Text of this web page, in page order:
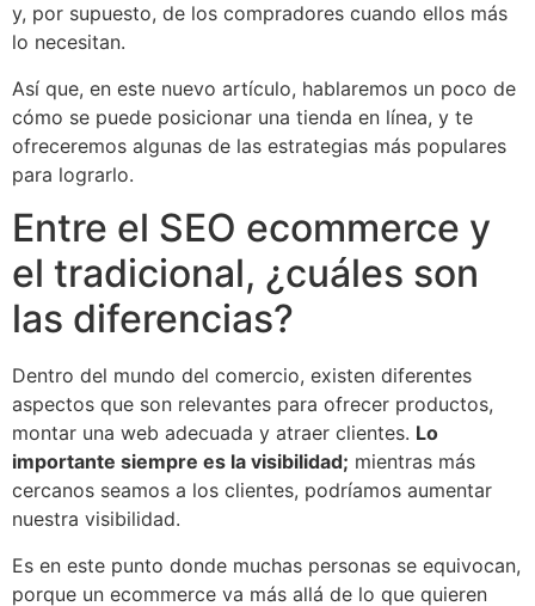
y, por supuesto, de los compradores cuando ellos más
lo necesitan.
Así que, en este nuevo artículo, hablaremos un poco de
cómo se puede posicionar una tienda en línea, y te
ofreceremos algunas de las estrategias más populares
para lograrlo.
Entre el SEO ecommerce y
el tradicional, ¿cuáles son
las diferencias?
Dentro del mundo del comercio, existen diferentes
aspectos que son relevantes para ofrecer productos,
montar una web adecuada y atraer clientes. Lo
importante siempre es la visibilidad; mientras más
cercanos seamos a los clientes, podríamos aumentar
nuestra visibilidad.
Es en este punto donde muchas personas se equivocan,
porque un ecommerce va más allá de lo que quieren